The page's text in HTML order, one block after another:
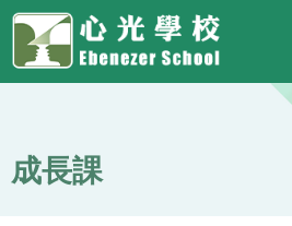
移至主內容
Top
Social
Link
Language
switcher
Main
navigation
成長課